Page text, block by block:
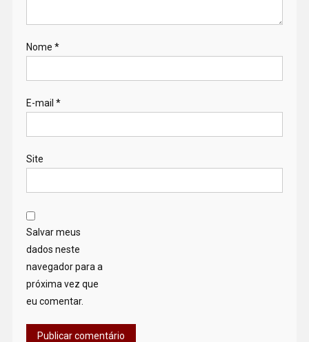
Nome *
E-mail *
Site
Salvar meus
dados neste
navegador para a
próxima vez que
eu comentar.